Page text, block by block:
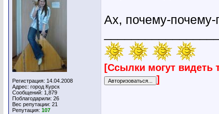
Регистрация: 14.04.2008
Адрес: город Курск
Сообщений: 1,879
Поблагодарили: 26
Вес репутации: 21
Репутация: 107
Ах, почему-
[Ссылки могут видеть
]